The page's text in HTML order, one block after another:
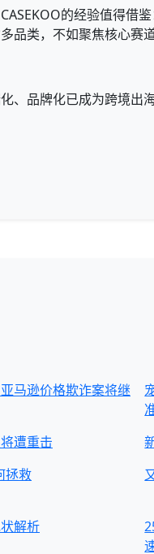
的经验值得借
品类，不如聚焦核心赛
、品牌化已成为跨境出
马逊价格欺诈案将继
遭重击
拯救
解析